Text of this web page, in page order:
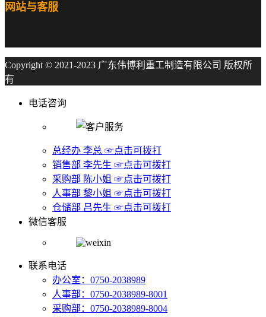
网站与客服
Copyright © 2021-2023 广东伟博利重工制造有限公司 版权所
有
电话咨询
总经办 李总 ☞点击可拨打
销售部 李先生 ☞点击可拨打
采购部 陈小姐 ☞点击可拨打
人事部 黎小姐 ☞点击可拨打
仓储部 吕先生 ☞点击可拨打
微信客服
联系电话
办公室：0750-2038989
人事部：0750-2038989-8001
采购部：0750-2038989-8004